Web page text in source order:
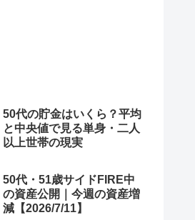
50代の貯金はいくら？平均
と中央値で見る単身・二人
以上世帯の現実
50代・51歳サイドFIRE中
の資産公開｜今週の資産増
減【2026/7/11】